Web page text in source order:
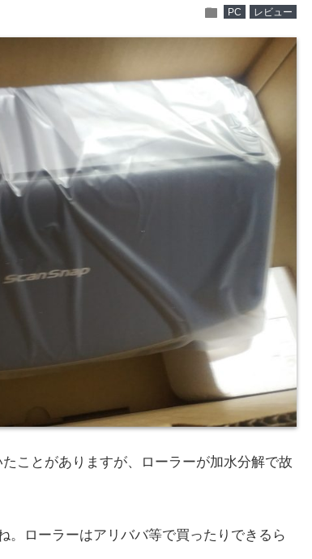
folder PC レビュー
ことがありますが、ローラーが加水分解で故
。ローラーはアリババ等で買ったりできるら